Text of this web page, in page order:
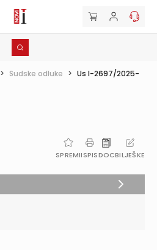
> Sudske odluke > Us I-2697/2025-
SPREMIISPISDOCBILJEŠKE